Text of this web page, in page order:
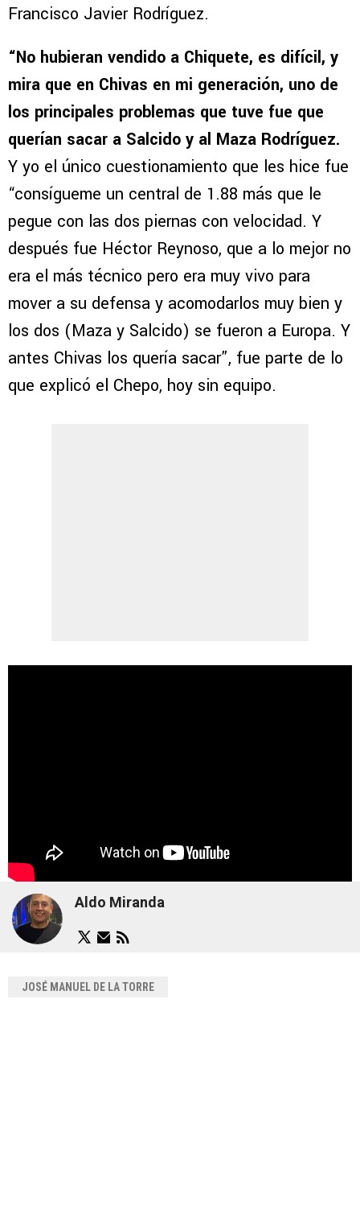
Francisco Javier Rodríguez.
“No hubieran vendido a Chiquete, es difícil, y
mira que en Chivas en mi generación, uno de
los principales problemas que tuve fue que
querían sacar a Salcido y al Maza Rodríguez.
Y yo el único cuestionamiento que les hice fue
“consígueme un central de 1.88 más que le
pegue con las dos piernas con velocidad. Y
después fue Héctor Reynoso, que a lo mejor no
era el más técnico pero era muy vivo para
mover a su defensa y acomodarlos muy bien y
los dos (Maza y Salcido) se fueron a Europa. Y
antes Chivas los quería sacar”, fue parte de lo
que explicó el Chepo, hoy sin equipo.
Aldo Miranda
JOSÉ MANUEL DE LA TORRE